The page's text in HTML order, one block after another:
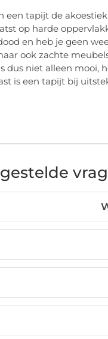
een tapijt de
op harde
en heb je geen
ook zachte
dus niet alleen mooi,
is een tapijt bij